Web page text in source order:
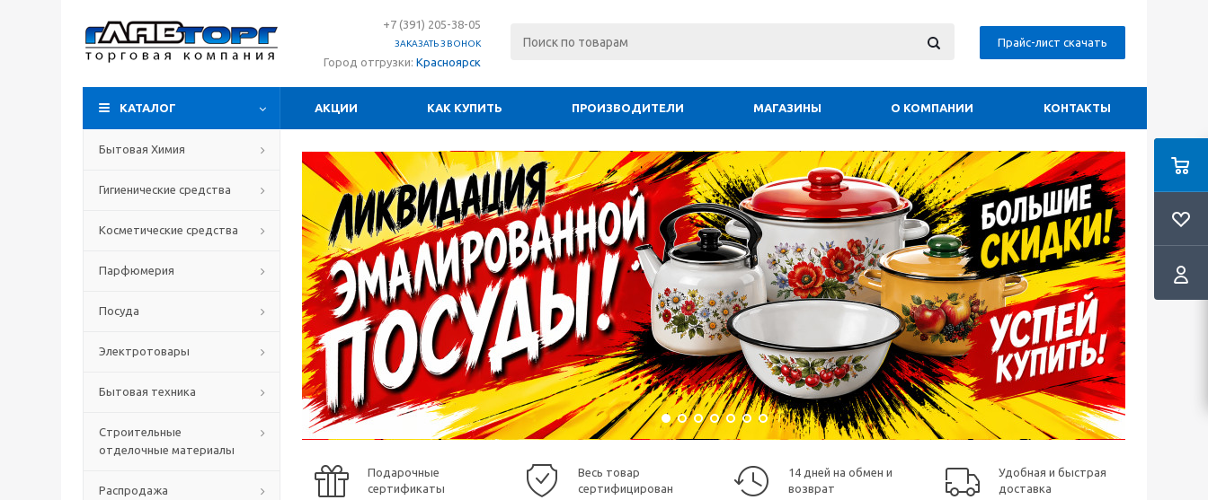
+7 (391) 205-38-05
ЗАКАЗАТЬ ЗВОНОК
Город отгрузки: Красноярск
Прайс-лист скачать
КАТАЛОГ АКЦИИ КАК КУПИТЬ ПРОИЗВОДИТЕЛИ МАГАЗИНЫ О КОМПАНИИ КОНТАКТЫ
Бытовая Химия
Гигиенические средства
Косметические средства
Парфюмерия
Посуда
Электротовары
Бытовая техника
Строительные
отделочные материалы
Распродажа
Подарочные
сертификаты
Весь товар
сертифицирован
14 дней на обмен и
возврат
Удобная и быстрая
доставка